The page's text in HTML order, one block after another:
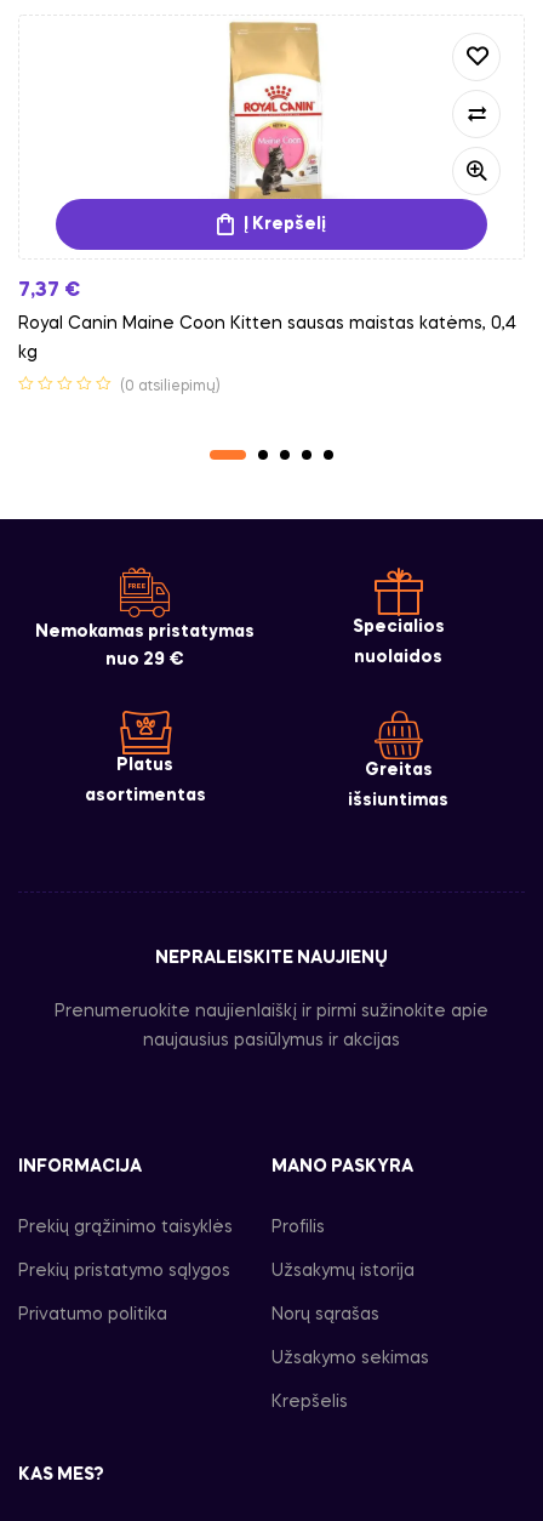
Į Krepšelį
7,37 €
Royal Canin Maine Coon Kitten sausas maistas katėms, 0,4
kg
(0 atsiliepimų)
Nemokamas pristatymas
nuo 29 €
Specialios
nuolaidos
Platus
asortimentas
Greitas
išsiuntimas
NEPRALEISKITE NAUJIENŲ
Prenumeruokite naujienlaiškį ir pirmi sužinokite apie
naujausius pasiūlymus ir akcijas
INFORMACIJA
Prekių grąžinimo taisyklės
Prekių pristatymo sąlygos
Privatumo politika
MANO PASKYRA
Profilis
Užsakymų istorija
Norų sąrašas
Užsakymo sekimas
Krepšelis
KAS MES?